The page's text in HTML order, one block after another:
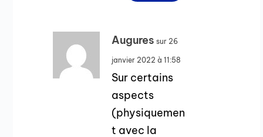
Augures sur 26
janvier 2022 à 11:58
Sur certains
aspects
(physiquemen
t avec la